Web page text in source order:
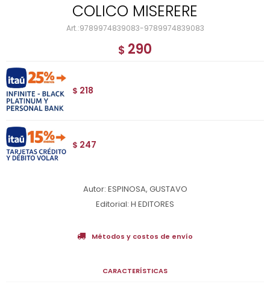
COLICO MISERERE
9789974839083-9789974839083
$ 290
$ 218
$ 247
Autor: ESPINOSA, GUSTAVO
Editorial: H EDITORES
Métodos y costos de envío
CARACTERÍSTICAS